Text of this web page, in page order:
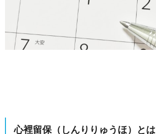
心裡留保（しんりりゅうほ）とは